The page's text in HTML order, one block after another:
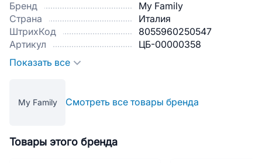
Бренд
My Family
Страна
Италия
ШтрихКод
8055960250547
Артикул
ЦБ-00000358
Показать все
My Family Смотреть все товары бренда
Товары этого бренда